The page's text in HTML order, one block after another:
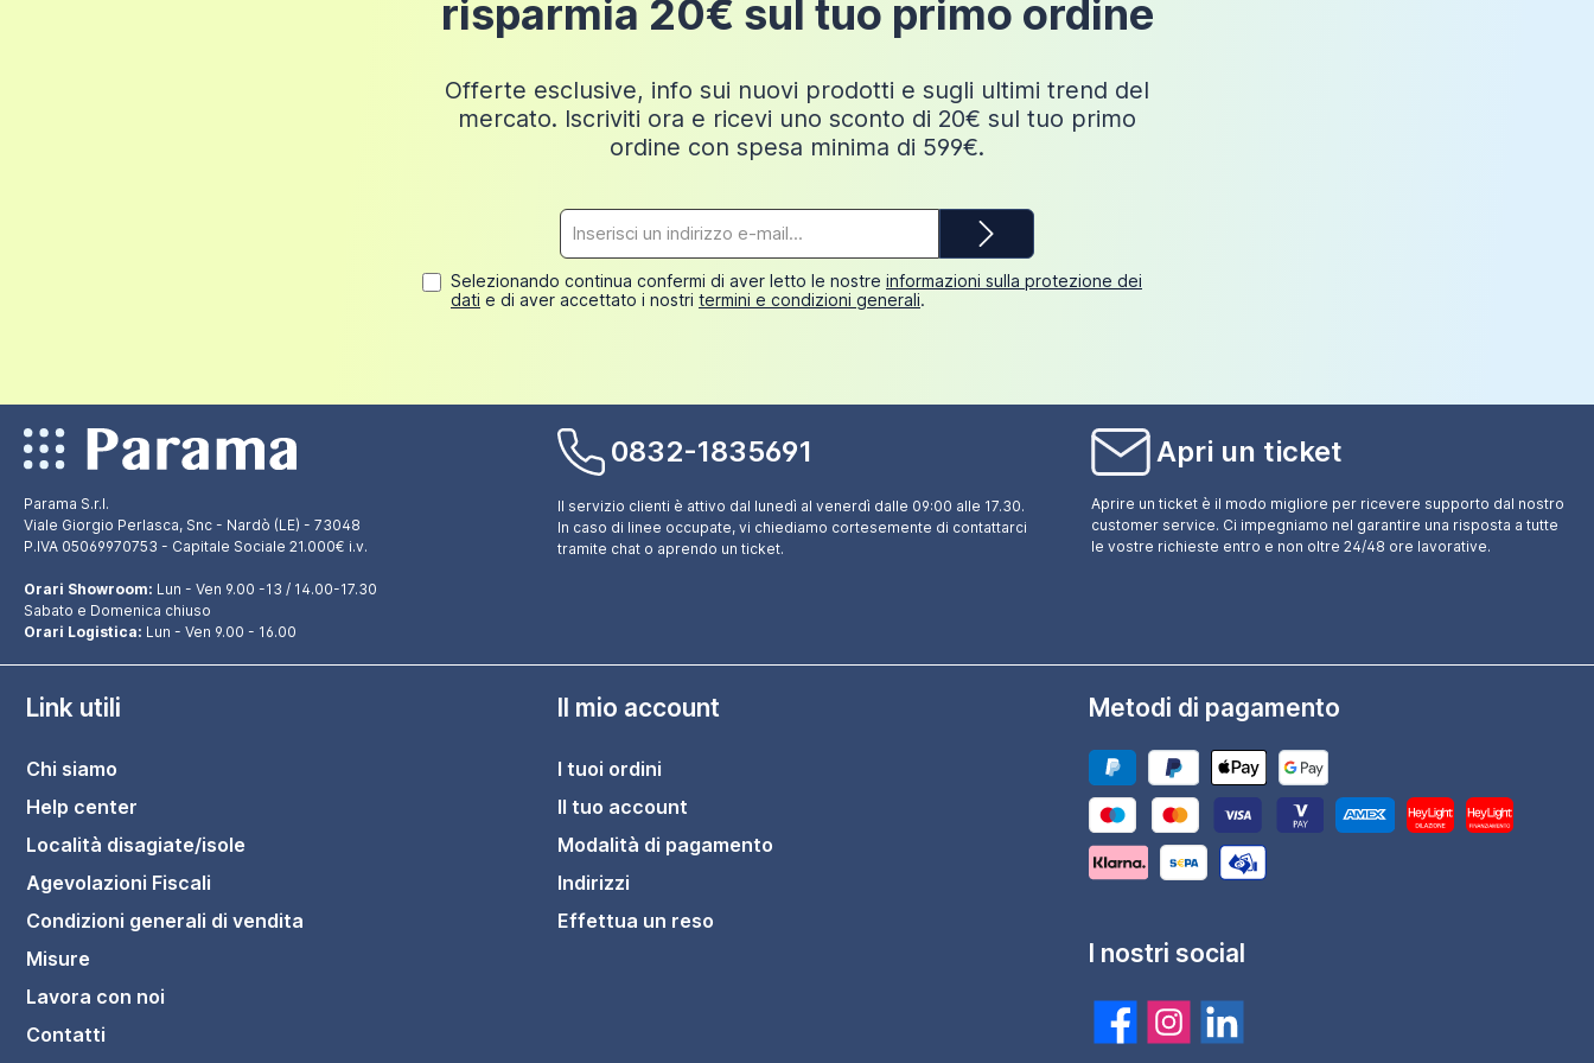
12 euro
18 euro
risparmia 20€ sul tuo primo ordine
Offerte esclusive, info sui nuovi prodotti e sugli ultimi trend del
mercato. Iscriviti ora e ricevi uno sconto di 20€ sul tuo primo
ordine con spesa minima di 599€.
e-
mail*
Selezionando continua confermi di aver letto le nostre informazioni sulla protezione dei
dati e di aver accettato i nostri termini e condizioni generali.
Parama S.r.l.
Viale Giorgio Perlasca, Snc - Nardò (LE) - 73048
P.IVA 05069970753 - Capitale Sociale 21.000€ i.v.
Orari Showroom: Lun - Ven 9.00 -13 / 14.00-17.30
Sabato e Domenica chiuso
Orari Logistica: Lun - Ven 9.00 - 16.00
0832-1835691
Il servizio clienti è attivo dal lunedì al venerdì dalle 09:00 alle 17.30.
In caso di linee occupate, vi chiediamo cortesemente di contattarci
tramite chat o aprendo un ticket.
Apri un ticket
Aprire un ticket è il modo migliore per ricevere supporto dal nostro
customer service. Ci impegniamo nel garantire una risposta a tutte
le vostre richieste entro e non oltre 24/48 ore lavorative.
Link utili
Chi siamo
Help center
Località disagiate/isole
Agevolazioni Fiscali
Condizioni generali di vendita
Misure
Lavora con noi
Contatti
Il mio account
I tuoi ordini
Il tuo account
Modalità di pagamento
Indirizzi
Effettua un reso
Metodi di pagamento
I nostri social